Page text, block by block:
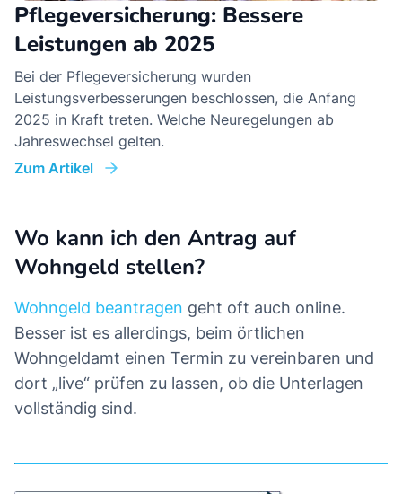
Pflegeversicherung: Bessere
Leistungen ab 2025
Bei der Pflegeversicherung wurden
Leistungsverbesserungen beschlossen, die Anfang
2025 in Kraft treten. Welche Neuregelungen ab
Jahreswechsel gelten.
Zum Artikel
Wo kann ich den Antrag auf
Wohngeld stellen?
Wohngeld beantragen geht oft auch online.
Besser ist es allerdings, beim örtlichen
Wohngeldamt einen Termin zu vereinbaren und
dort „live“ prüfen zu lassen, ob die Unterlagen
vollständig sind.